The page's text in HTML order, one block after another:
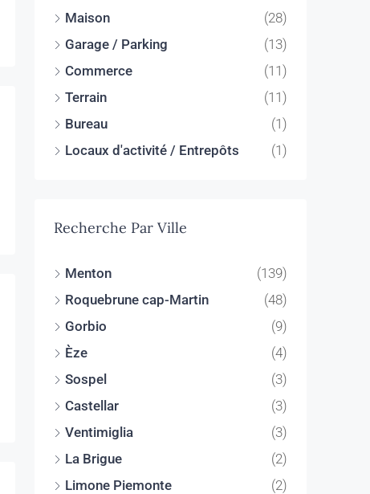
Maison
(28)
Garage / Parking
(13)
Commerce
(11)
Terrain
(11)
Bureau
(1)
Locaux d'activité / Entrepôts
(1)
Recherche Par Ville
Menton
(139)
Roquebrune cap-Martin
(48)
Gorbio
(9)
Èze
(4)
Sospel
(3)
Castellar
(3)
Ventimiglia
(3)
La Brigue
(2)
Limone Piemonte
(2)